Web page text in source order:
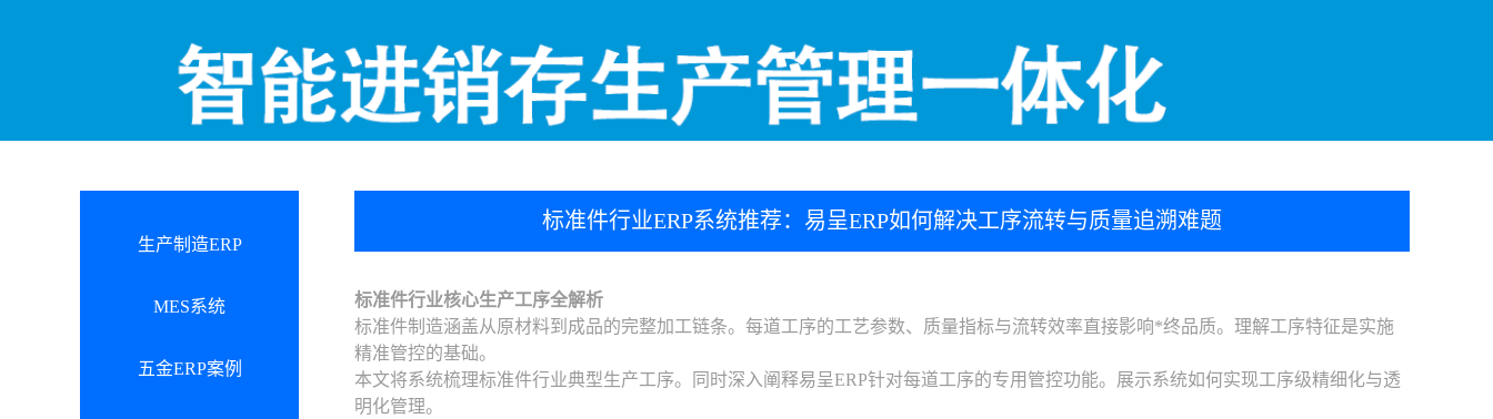
生产制造ERP
MES系统
五金ERP案例
标准件行业ERP系统推荐：易呈ERP如何解决工序流转与质量追溯难题
标准件行业核心生产工序全解析
标准件制造涵盖从原材料到成品的完整加工链条。每道工序的工艺参数、质量指标与流转效率直接影响*终品质。理解工序特征是实施
精准管控的基础。
本文将系统梳理标准件行业典型生产工序。同时深入阐释易呈ERP针对每道工序的专用管控功能。展示系统如何实现工序级精细化与透
明化管理。